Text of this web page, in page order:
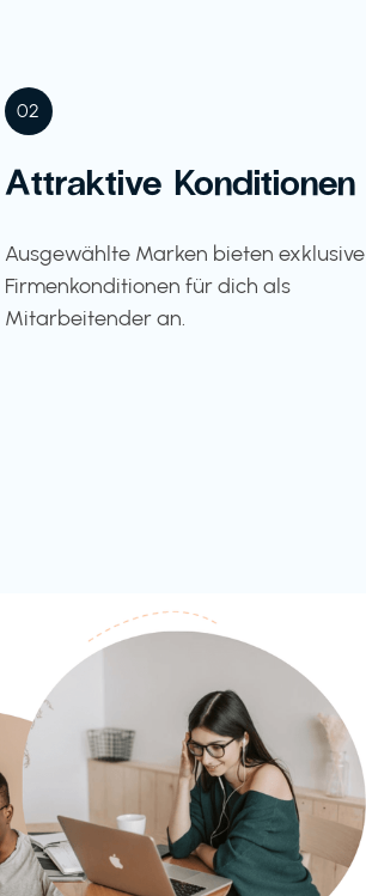
02
Attraktive Konditionen
Ausgewählte Marken bieten exklusive
Firmenkonditionen für dich als
Mitarbeitender an.